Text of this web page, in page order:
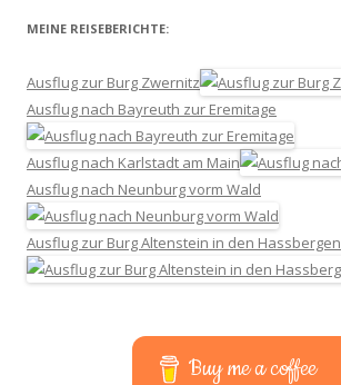
MEINE REISEBERICHTE:
Ausflug zur Burg Zwernitz
Ausflug nach Bayreuth zur Eremitage
Ausflug nach Karlstadt am Main
Ausflug nach Neunburg vorm Wald
Ausflug zur Burg Altenstein in den Hassbergen
Buy me a coffee